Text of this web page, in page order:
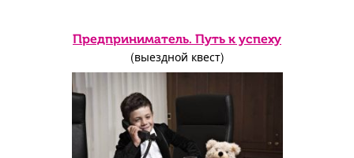
Предприниматель. Путь к успеху
(выездной квест)